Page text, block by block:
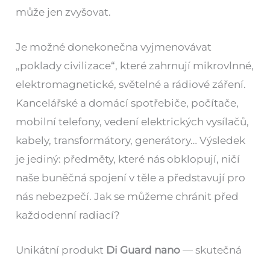
může jen zvyšovat.
Je možné donekonečna vyjmenovávat
„poklady civilizace“, které zahrnují mikrovlnné,
elektromagnetické, světelné a rádiové záření.
Kancelářské a domácí spotřebiče, počítače,
mobilní telefony, vedení elektrických vysílačů,
kabely, transformátory, generátory… Výsledek
je jediný: předměty, které nás obklopují, ničí
naše buněčná spojení v těle a představují pro
nás nebezpečí. Jak se můžeme chránit před
každodenní radiací?
Unikátní produkt Di Guard nano — skutečná